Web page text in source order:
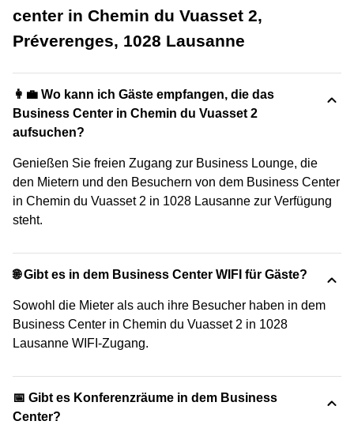
center in Chemin du Vuasset 2,
Préverenges, 1028 Lausanne
👩‍💼 Wo kann ich Gäste empfangen, die das
Business Center in Chemin du Vuasset 2
aufsuchen?
Genießen Sie freien Zugang zur Business Lounge, die
den Mietern und den Besuchern von dem Business Center
in Chemin du Vuasset 2 in 1028 Lausanne zur Verfügung
steht.
🌐 Gibt es in dem Business Center WIFI für Gäste?
Sowohl die Mieter als auch ihre Besucher haben in dem
Business Center in Chemin du Vuasset 2 in 1028
Lausanne WIFI-Zugang.
📅 Gibt es Konferenzräume in dem Business
Center?